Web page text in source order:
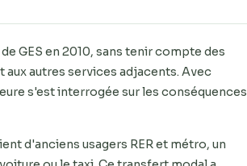
GES en 2010, sans tenir compte des
autres services adjacents. Avec
s'est interrogée sur les conséquences
d'anciens usagers RER et métro, un